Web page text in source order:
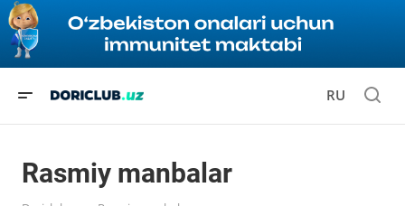
RU
Rasmiy manbalar